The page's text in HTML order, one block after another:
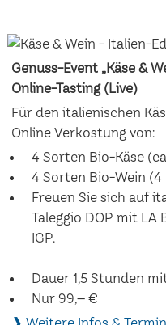
Genuss-Event „Käse &
Online-Tasting (Live)
Für den italienischen
Online Verkostung von:
4 Sorten Bio-Käse
4 Sorten Bio-Wein (4
Freuen Sie sich auf
Taleggio DOP mit LA
IGP.
Dauer 1,5 Stunden
Nur 99,– €